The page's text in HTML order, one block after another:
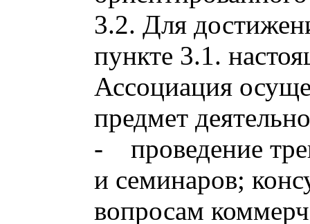
3.2. Для
пункте 3.1.
Ассоциация
предмет
- проведение
и семинаров;
вопросам